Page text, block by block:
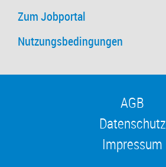
Zum Jobportal
Nutzungsbedingungen
AGB
Datenschutz
Impressum